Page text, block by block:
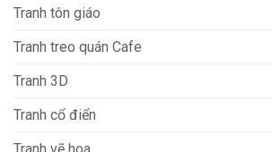
Tranh tôn giáo
Tranh treo quán Cafe
Tranh 3D
Tranh cổ điển